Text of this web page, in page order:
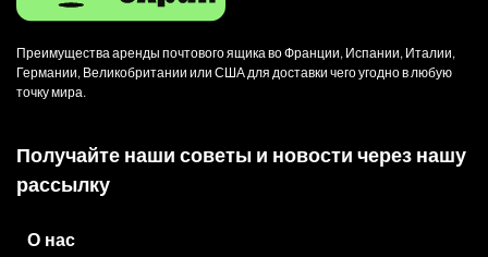
Преимущества аренды почтового ящика во Франции, Испании, Италии,
Германии, Великобритании или США для доставки чего угодно в любую
точку мира.
Получайте наши советы и новости через нашу
рассылку
О нас